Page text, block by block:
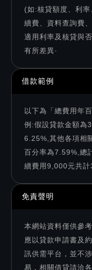
(如:核貸額度、利
續費、資料查詢費
適用利率及核貸與
有所差異·
借款範例
以下為「總費用年
例:假設貸款金額為
6.25%,其他各項相
百分率為7.59%,總
續費用9,000元共計
免責聲明
本網站資料僅供參
應以貸款申請書及
訊供需平台，並不
易，相關借貸請洽